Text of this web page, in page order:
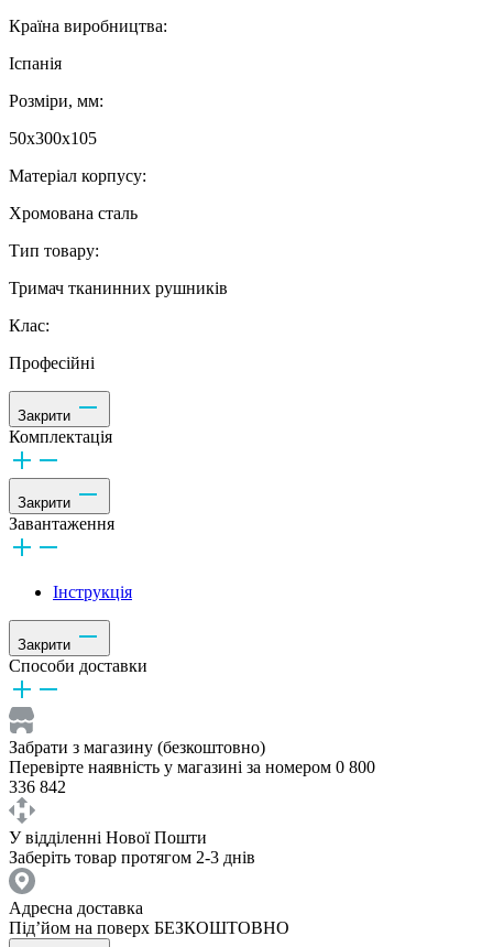
Країна виробництва:
Іспанія
Розміри, мм:
50х300х105
Матеріал корпусу:
Хромована сталь
Тип товару:
Тримач тканинних рушників
Клас:
Професійні
Закрити
Комплектація
Закрити
Завантаження
Інструкція
Закрити
Способи доставки
Забрати з магазину (безкоштовно)
Перевірте наявність у магазині за номером 0 800
336 842
У відділенні Нової Пошти
Заберіть товар протягом 2-3 днів
Адресна доставка
Під’йом на поверх БЕЗКОШТОВНО